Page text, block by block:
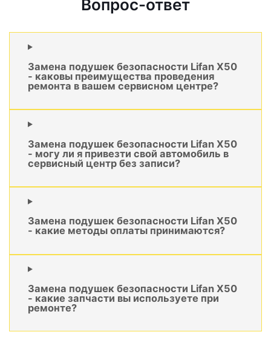
Вопрос-ответ
Замена подушек безопасности Lifan X50
- каковы преимущества проведения
ремонта в вашем сервисном центре?
Замена подушек безопасности Lifan X50
- могу ли я привезти свой автомобиль в
сервисный центр без записи?
Замена подушек безопасности Lifan X50
- какие методы оплаты принимаются?
Замена подушек безопасности Lifan X50
- какие запчасти вы используете при
ремонте?